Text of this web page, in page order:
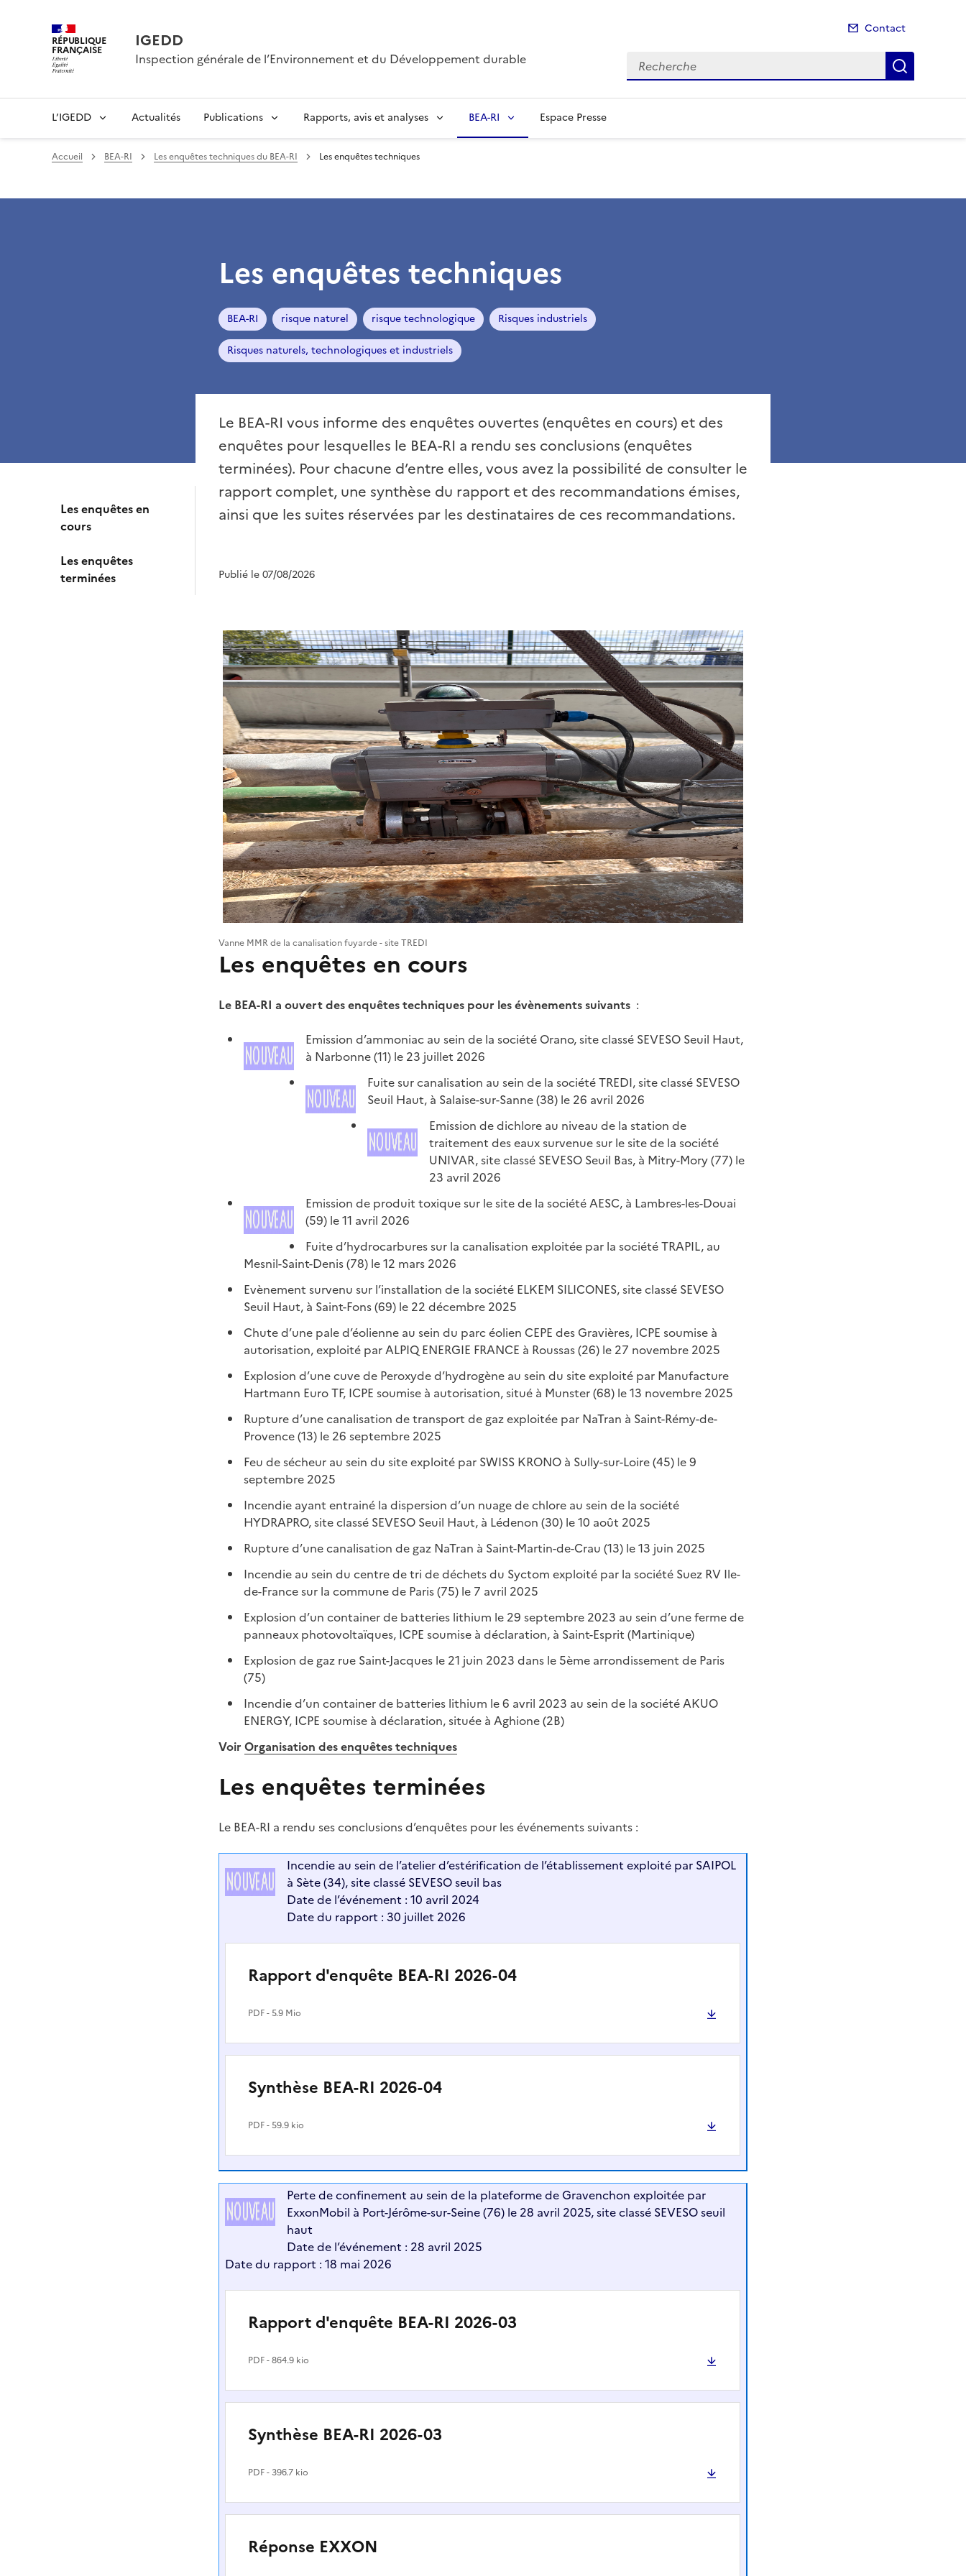
RÉPUBLIQUE
FRANÇAISE IGEDD
Inspection générale de l’Environnement et du Développement durable
Contact
Recherche
L’IGEDD Actualités Publications Rapports, avis et analyses BEA-RI Espace Presse
Accueil BEA-RI Les enquêtes techniques du BEA-RI Les enquêtes techniques
Les enquêtes en
cours
Les enquêtes
terminées
Les enquêtes techniques
BEA-RI risque naturel risque technologique Risques industriels
Risques naturels, technologiques et industriels
Le BEA-RI vous informe des enquêtes ouvertes (enquêtes en cours) et des
enquêtes pour lesquelles le BEA-RI a rendu ses conclusions (enquêtes
terminées). Pour chacune d’entre elles, vous avez la possibilité de consulter le
rapport complet, une synthèse du rapport et des recommandations émises,
ainsi que les suites réservées par les destinataires de ces recommandations.
Publié le 07/08/2026
Vanne MMR de la canalisation fuyarde - site TREDI
Les enquêtes en cours
Le BEA-RI a ouvert des enquêtes techniques pour les évènements suivants :
Emission d’ammoniac au sein de la société Orano, site classé SEVESO Seuil Haut,
à Narbonne (11) le 23 juillet 2026
Fuite sur canalisation au sein de la société TREDI, site classé SEVESO
Seuil Haut, à Salaise-sur-Sanne (38) le 26 avril 2026
Emission de dichlore au niveau de la station de
traitement des eaux survenue sur le site de la société
UNIVAR, site classé SEVESO Seuil Bas, à Mitry-Mory (77) le
23 avril 2026
Emission de produit toxique sur le site de la société AESC, à Lambres-les-Douai
(59) le 11 avril 2026
Fuite d’hydrocarbures sur la canalisation exploitée par la société TRAPIL, au
Mesnil-Saint-Denis (78) le 12 mars 2026
Evènement survenu sur l’installation de la société ELKEM SILICONES, site classé SEVESO
Seuil Haut, à Saint-Fons (69) le 22 décembre 2025
Chute d’une pale d’éolienne au sein du parc éolien CEPE des Gravières, ICPE soumise à
autorisation, exploité par ALPIQ ENERGIE FRANCE à Roussas (26) le 27 novembre 2025
Explosion d’une cuve de Peroxyde d’hydrogène au sein du site exploité par Manufacture
Hartmann Euro TF, ICPE soumise à autorisation, situé à Munster (68) le 13 novembre 2025
Rupture d’une canalisation de transport de gaz exploitée par NaTran à Saint-Rémy-de-
Provence (13) le 26 septembre 2025
Feu de sécheur au sein du site exploité par SWISS KRONO à Sully-sur-Loire (45) le 9
septembre 2025
Incendie ayant entrainé la dispersion d’un nuage de chlore au sein de la société
HYDRAPRO, site classé SEVESO Seuil Haut, à Lédenon (30) le 10 août 2025
Rupture d’une canalisation de gaz NaTran à Saint-Martin-de-Crau (13) le 13 juin 2025
Incendie au sein du centre de tri de déchets du Syctom exploité par la société Suez RV Ile-
de-France sur la commune de Paris (75) le 7 avril 2025
Explosion d’un container de batteries lithium le 29 septembre 2023 au sein d’une ferme de
panneaux photovoltaïques, ICPE soumise à déclaration, à Saint-Esprit (Martinique)
Explosion de gaz rue Saint-Jacques le 21 juin 2023 dans le 5ème arrondissement de Paris
(75)
Incendie d’un container de batteries lithium le 6 avril 2023 au sein de la société AKUO
ENERGY, ICPE soumise à déclaration, située à Aghione (2B)
Voir Organisation des enquêtes techniques
Les enquêtes terminées
Le BEA-RI a rendu ses conclusions d’enquêtes pour les événements suivants :
Incendie au sein de l’atelier d’estérification de l’établissement exploité par SAIPOL
à Sète (34), site classé SEVESO seuil bas
Date de l’événement : 10 avril 2024
Date du rapport : 30 juillet 2026
Rapport d'enquête BEA-RI 2026-04
PDF- 5.9 Mio
Synthèse BEA-RI 2026-04
PDF- 59.9 kio
Perte de confinement au sein de la plateforme de Gravenchon exploitée par
ExxonMobil à Port-Jérôme-sur-Seine (76) le 28 avril 2025, site classé SEVESO seuil
haut
Date de l’événement : 28 avril 2025
Date du rapport : 18 mai 2026
Rapport d'enquête BEA-RI 2026-03
PDF- 864.9 kio
Synthèse BEA-RI 2026-03
PDF- 396.7 kio
Réponse EXXON